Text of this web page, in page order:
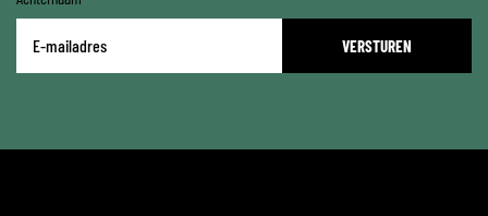
mailadres